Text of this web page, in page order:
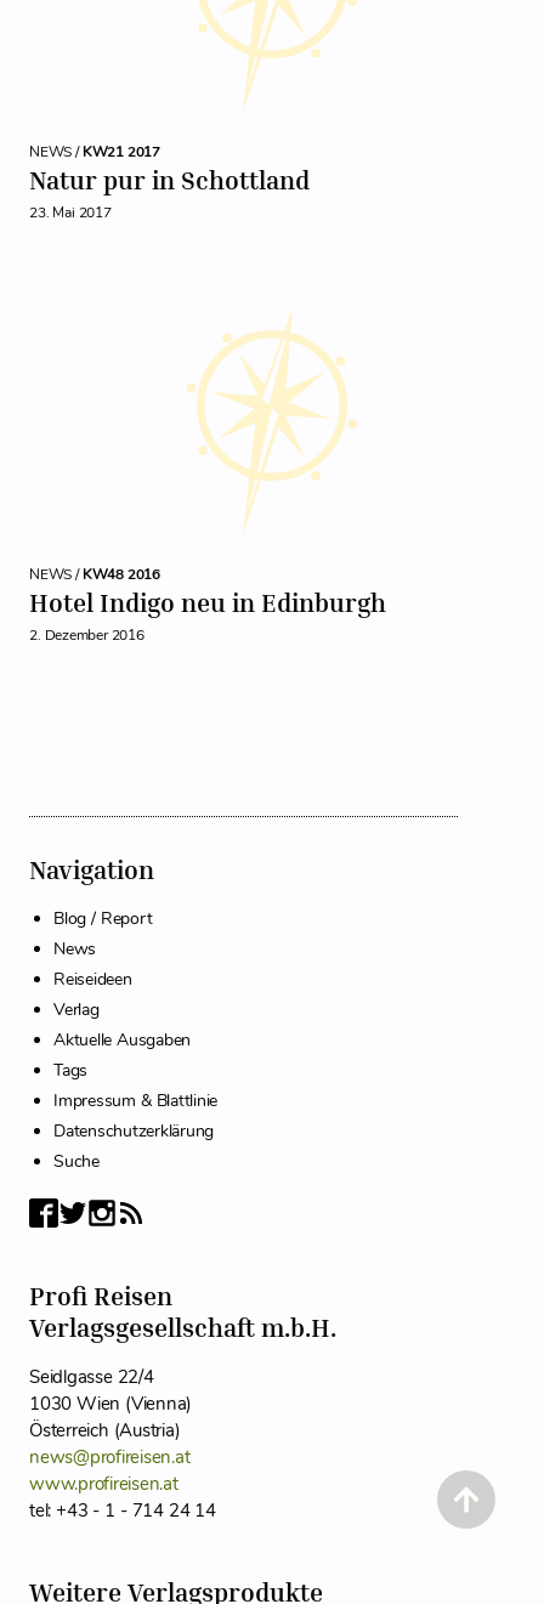
NEWS /KW21 2017
Natur pur in Schottland
23. Mai 2017
NEWS /KW48 2016
Hotel Indigo neu in Edinburgh
2. Dezember 2016
Navigation
Blog / Report
News
Reiseideen
Verlag
Aktuelle Ausgaben
Tags
Impressum & Blattlinie
Datenschutzerklärung
Suche
Profi Reisen
Verlagsgesellschaft m.b.H.
Seidlgasse 22/4
1030 Wien (Vienna)
Österreich (Austria)
news@profireisen.at
www.profireisen.at
tel: +43 - 1 - 714 24 14
Weitere Verlagsprodukte